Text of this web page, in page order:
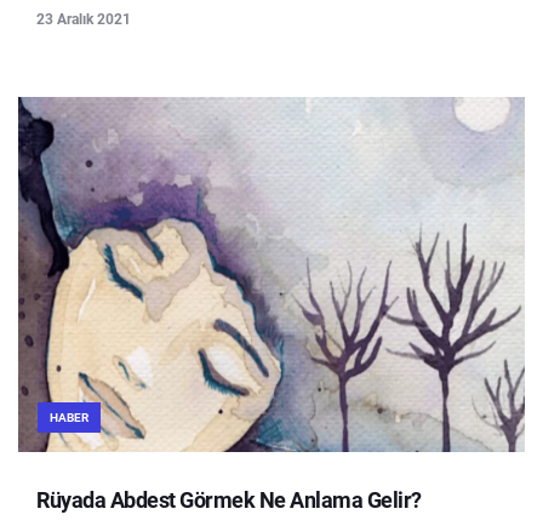
23 Aralık 2021
HABER
Rüyada Abdest Görmek Ne Anlama Gelir?